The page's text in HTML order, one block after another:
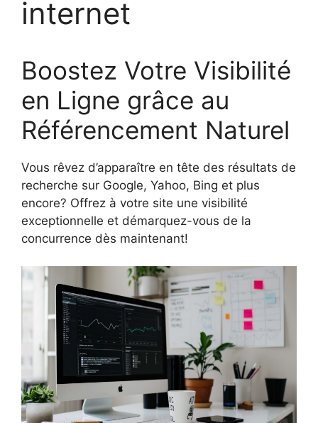
internet
Boostez Votre Visibilité
en Ligne grâce au
Référencement Naturel
Vous rêvez d’apparaître en tête des résultats de
recherche sur Google, Yahoo, Bing et plus
encore? Offrez à votre site une visibilité
exceptionnelle et démarquez-vous de la
concurrence dès maintenant!